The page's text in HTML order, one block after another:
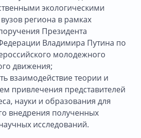
экологическими
региона в рамках
Президента
Владимира Путина по
молодежного
движения;
взаимодействие теории и
привлечения представителей
науки и образования для
внедрения полученных
исследований.